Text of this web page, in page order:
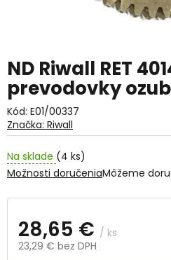
ND Riwall RET
prevodovky
Kód: E01/00337
Na sklade (4 ks)
Môžeme
Možnosti doručenia
28,65 € / ks
23,29 € bez DPH
Značka: Riwall